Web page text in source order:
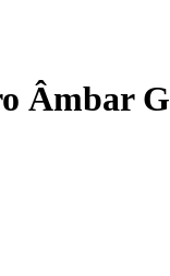
Âmbar G